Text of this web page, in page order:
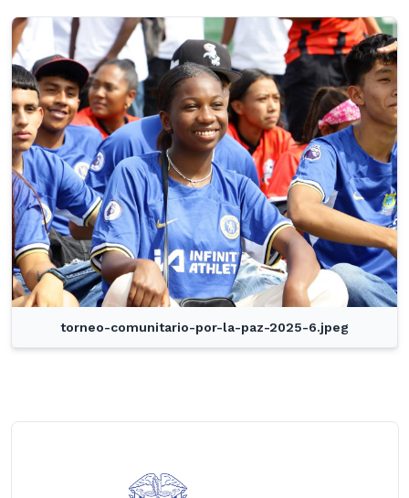
torneo-comunitario-por-la-paz-2025-6.jpeg